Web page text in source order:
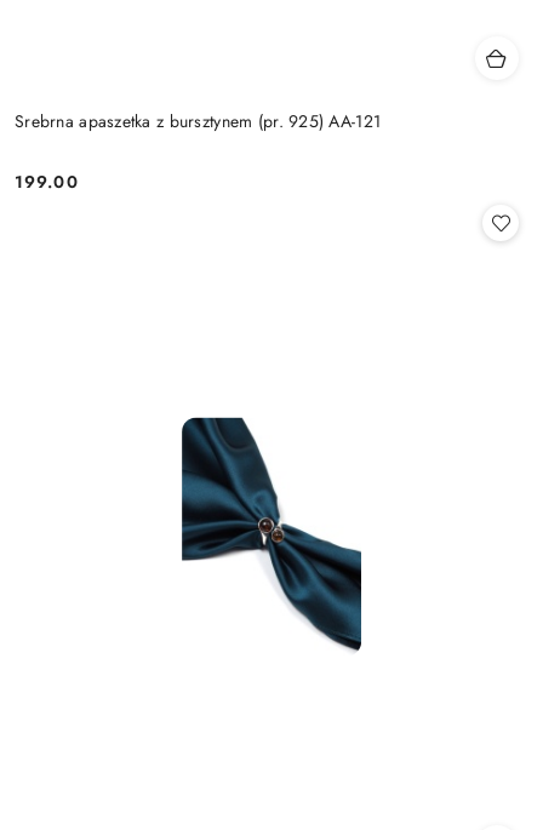
Srebrna apaszetka z bursztynem (pr. 925) AA-121
Cena:
199.00